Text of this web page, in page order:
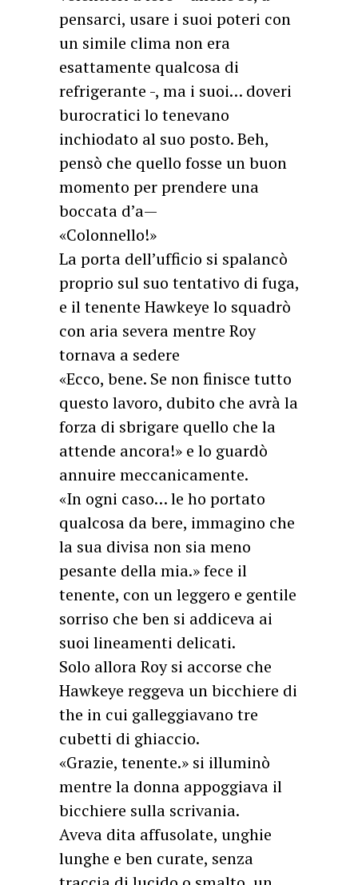
pensarci, usare i suoi poteri con
un simile clima non era
esattamente qualcosa di
refrigerante -, ma i suoi… doveri
burocratici lo tenevano
inchiodato al suo posto. Beh,
pensò che quello fosse un buon
momento per prendere una
boccata d’a—
«Colonnello!»
La porta dell’ufficio si spalancò
proprio sul suo tentativo di fuga,
e il tenente Hawkeye lo squadrò
con aria severa mentre Roy
tornava a sedere
«Ecco, bene. Se non finisce tutto
questo lavoro, dubito che avrà la
forza di sbrigare quello che la
attende ancora!» e lo guardò
annuire meccanicamente.
«In ogni caso… le ho portato
qualcosa da bere, immagino che
la sua divisa non sia meno
pesante della mia.» fece il
tenente, con un leggero e gentile
sorriso che ben si addiceva ai
suoi lineamenti delicati.
Solo allora Roy si accorse che
Hawkeye reggeva un bicchiere di
the in cui galleggiavano tre
cubetti di ghiaccio.
«Grazie, tenente.» si illuminò
mentre la donna appoggiava il
bicchiere sulla scrivania.
Aveva dita affusolate, unghie
lunghe e ben curate, senza